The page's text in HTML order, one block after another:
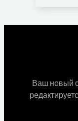
Ваш новый